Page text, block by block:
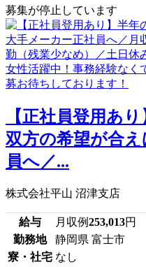
募集が停止しています
【正社員登用あ
双方の希望が合
員へ／...
株式会社平山 沼津支店
給与 月収例253,013円
勤務地
静岡県 富士市
寮・社宅 なし